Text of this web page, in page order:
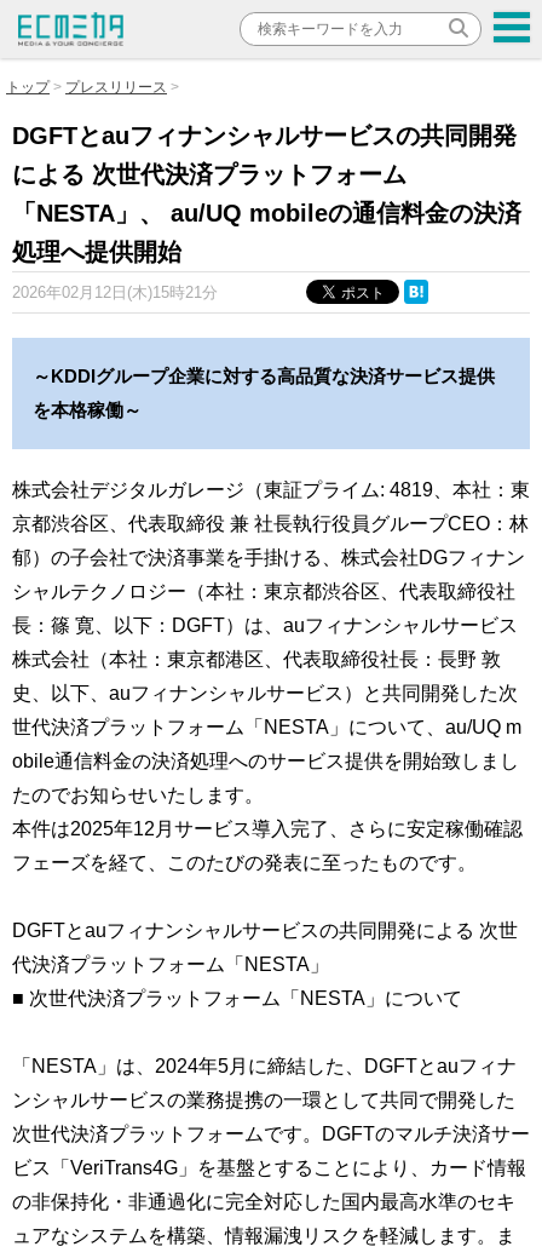
トップ プレスリリース
DGFTとauフィナンシャルサービスの共同開発
による 次世代決済プラットフォーム
「NESTA」、 au/UQ mobileの通信料金の決済
処理へ提供開始
2026年02月12日(木)15時21分
～KDDIグループ企業に対する高品質な決済サービス提供
を本格稼働～
株式会社デジタルガレージ（東証プライム: 4819、本社：東
京都渋谷区、代表取締役 兼 社長執行役員グループCEO：林
郁）の子会社で決済事業を手掛ける、株式会社DGフィナン
シャルテクノロジー（本社：東京都渋谷区、代表取締役社
長：篠 寛、以下：DGFT）は、auフィナンシャルサービス
株式会社（本社：東京都港区、代表取締役社長：長野 敦
史、以下、auフィナンシャルサービス）と共同開発した次
世代決済プラットフォーム「NESTA」について、au/UQ m
obile通信料金の決済処理へのサービス提供を開始致しまし
たのでお知らせいたします。
本件は2025年12月サービス導入完了、さらに安定稼働確認
フェーズを経て、このたびの発表に至ったものです。
DGFTとauフィナンシャルサービスの共同開発による 次世
代決済プラットフォーム「NESTA」
■ 次世代決済プラットフォーム「NESTA」について
「NESTA」は、2024年5月に締結した、DGFTとauフィナ
ンシャルサービスの業務提携の一環として共同で開発した
次世代決済プラットフォームです。DGFTのマルチ決済サー
ビス「VeriTrans4G」を基盤とすることにより、カード情報
の非保持化・非通過化に完全対応した国内最高水準のセキ
ュアなシステムを構築、情報漏洩リスクを軽減します。ま